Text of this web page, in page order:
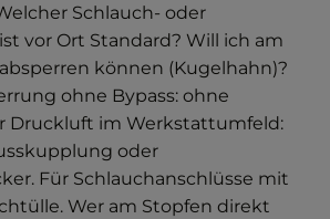
Schlauch- oder
vor Ort Standard? Will ich am
können (Kugelhahn)?
ohne Bypass: ohne
Druckluft im Werkstattumfeld:
oder
Für Schlauchanschlüsse mit
Wer am Stopfen direkt